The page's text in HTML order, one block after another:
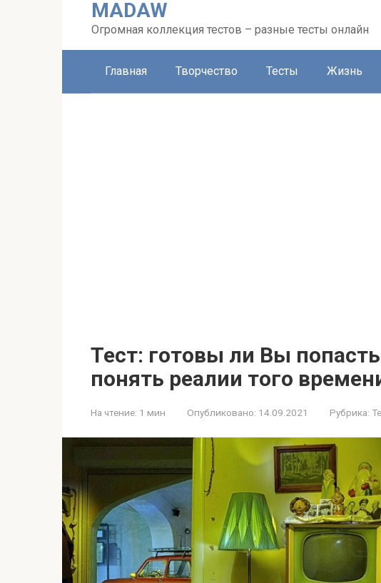
MADAW
Огромная коллекция тестов – разные тесты онлайн
Главная Творчество Тесты Жизнь
Тест: готовы ли Вы
понять реалии того
На чтение: 1 мин Опубликовано: 14.09.2021 Рубрика: